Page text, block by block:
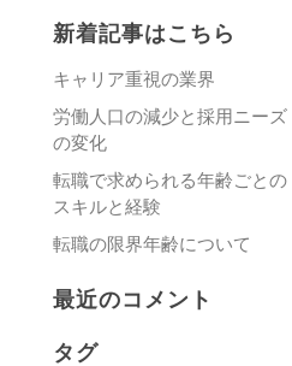
新着記事はこちら
キャリア重視の業界
労働人口の減少と採用ニーズ
の変化
転職で求められる年齢ごとの
スキルと経験
転職の限界年齢について
最近のコメント
タグ